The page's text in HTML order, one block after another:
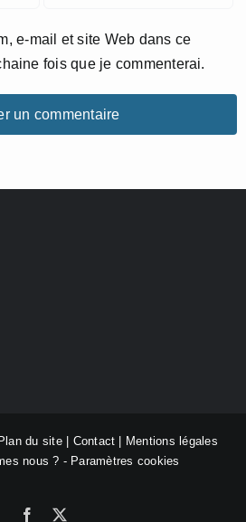
e-mail et site Web dans ce
fois que je commenterai.
Plan du site| Contact
Mentions légales
nous ? - Paramètres cookies
Facebook